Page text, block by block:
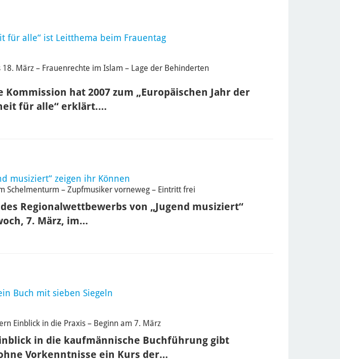
für alle“ ist Leitthema beim Frauentag
März – Frauenrechte im Islam – Lage der Behinderten
Kommission hat 2007 zum „Europäischen Jahr der
für alle“ erklärt.…
musiziert“ zeigen ihr Können
Schelmenturm – Zupfmusiker vorneweg – Eintritt frei
Regionalwettbewerbs von „Jugend musiziert“
7. März, im…
Buch mit sieben Siegeln
Einblick in die Praxis – Beginn am 7. März
in die kaufmännische Buchführung gibt
Vorkenntnisse ein Kurs der…